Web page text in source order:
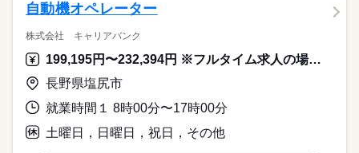
自動機オペレーター
株式会社 キャリアバンク
199,195円〜232,394円 ※フルタイム求人の場合は月額（換算額）、パート求人の場合は時間額を表示しています。
長野県塩尻市
就業時間１ 8時00分〜17時00分
土曜日，日曜日，祝日，その他